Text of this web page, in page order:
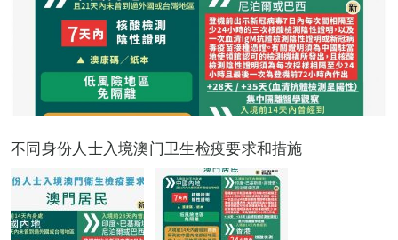
不同身份人士入境澳门卫生检疫要求和措施